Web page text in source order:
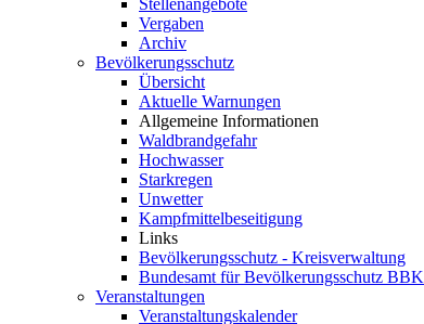
Stellenangebote
Vergaben
Archiv
Bevölkerungsschutz
Übersicht
Aktuelle Warnungen
Allgemeine Informationen
Waldbrandgefahr
Hochwasser
Starkregen
Unwetter
Kampfmittelbeseitigung
Links
Bevölkerungsschutz - Kreisverwaltung
Bundesamt für Bevölkerungsschutz BBK
Veranstaltungen
Veranstaltungskalender